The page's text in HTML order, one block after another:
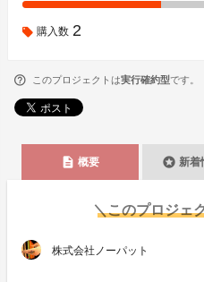
購入数 2
このプロジェクトは実行確約型です。
description 概要 stars 新着
＼このプロジェ
株式会社ノーパット